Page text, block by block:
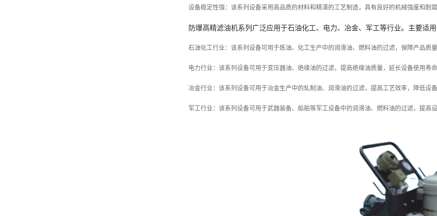
设备稳定性强：该系列设备采用高品质的材料和精湛的工艺制造，具有良好的机械强度和耐
防爆高精滤油机系列广泛应用于石油化工、电力、冶金、军工等行业。主要适用
石油化工行业：该系列设备可用于炼油、化工生产中的润滑油、燃料油的过滤，保障产品质量
电力行业：该系列设备可用于变压器油、绝缘油的过滤，提高绝缘油质量，延长设备使用寿命
冶金行业：该系列设备可用于冶金生产中的轧制油、润滑油的过滤，提高工艺效率，降低设备
军工行业：该系列设备可用于武器装备、船舶等军工设备中的润滑油、燃料油的过滤，提高